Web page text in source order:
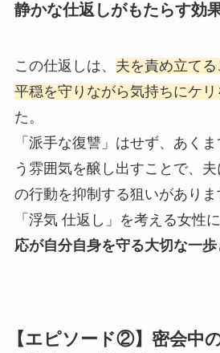
静かな仕返しがもたらす効
この仕返しは、 夫を責め立て
平穏を守りながら気持ちにケリ
た。
「派手な復讐」はせず、あく
う雰囲気を醸し出すことで、
の行動を抑制する狙いがありま
「浮気 仕返し」を考える女性に
応が自分自身を守る大切な一歩
【エピソード②】密会中